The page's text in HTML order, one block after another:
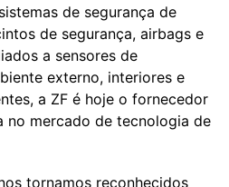
de segurança de
de segurança, airbags e
a sensores de
externo, interiores e
a ZF é hoje o fornecedor
no mercado de tecnologia de
tornamos reconhecidos